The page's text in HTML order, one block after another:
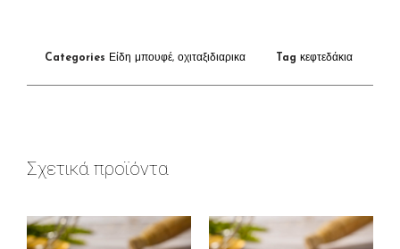
Categories Είδη μπουφέ, οχιταξιδιαρικα Tag κεφτεδάκια
Σχετικά προϊόντα